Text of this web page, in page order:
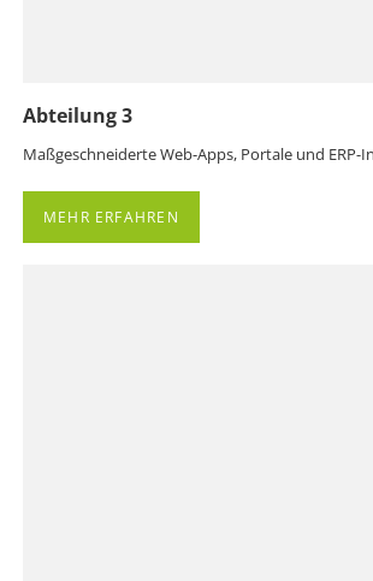
Abteilung 3
Maßgeschneiderte Web-Apps, Portale und ERP-
MEHR ERFAHREN